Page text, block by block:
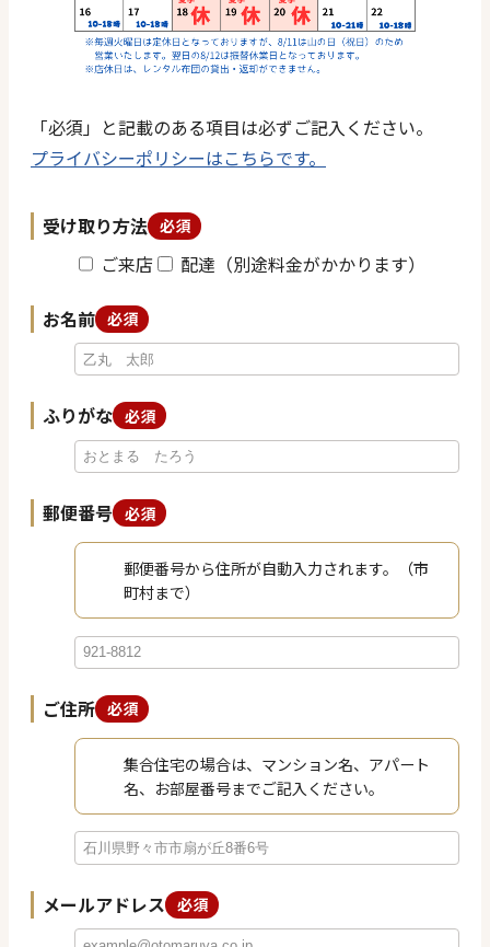
「必須」と記載のある項目は必ずご記入ください。
プライバシーポリシーはこちらです。
受け取り方法 必須
ご来店 配達（別途料金がかかります）
お名前 必須
ふりがな 必須
郵便番号 必須
郵便番号から住所が自動入力されます。（市
町村まで）
ご住所 必須
集合住宅の場合は、マンション名、アパート
名、お部屋番号までご記入ください。
メールアドレス 必須